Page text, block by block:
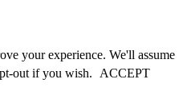
your experience. We'll assume
out if you wish.
ACCEPT